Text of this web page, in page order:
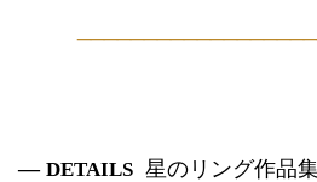
— DETAILS 星のリング作品